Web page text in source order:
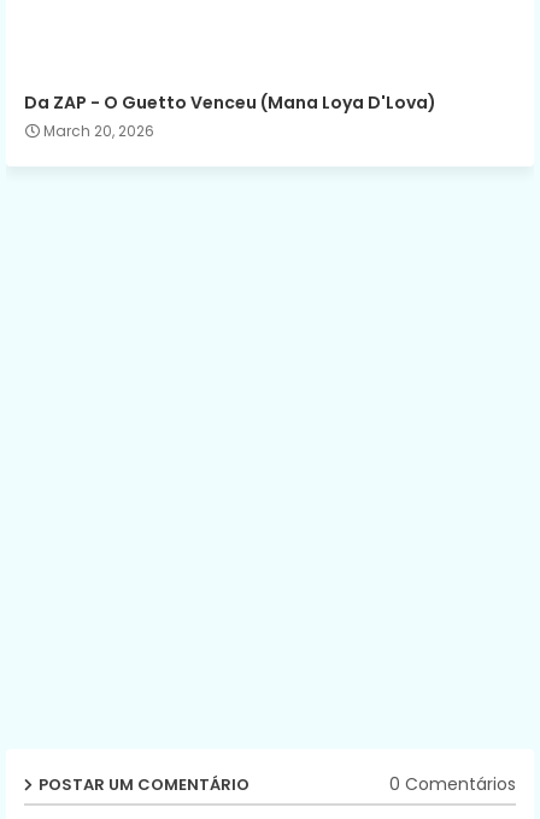
Da ZAP - O Guetto Venceu (Mana Loya D'Lova)
March 20, 2026
POSTAR UM COMENTÁRIO 0 Comentários